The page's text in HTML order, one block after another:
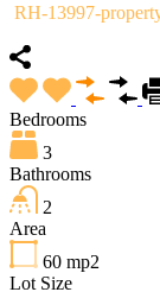
RH-13997-
Bedrooms
3
Bathrooms
2
Area
60 mp2
Lot Size